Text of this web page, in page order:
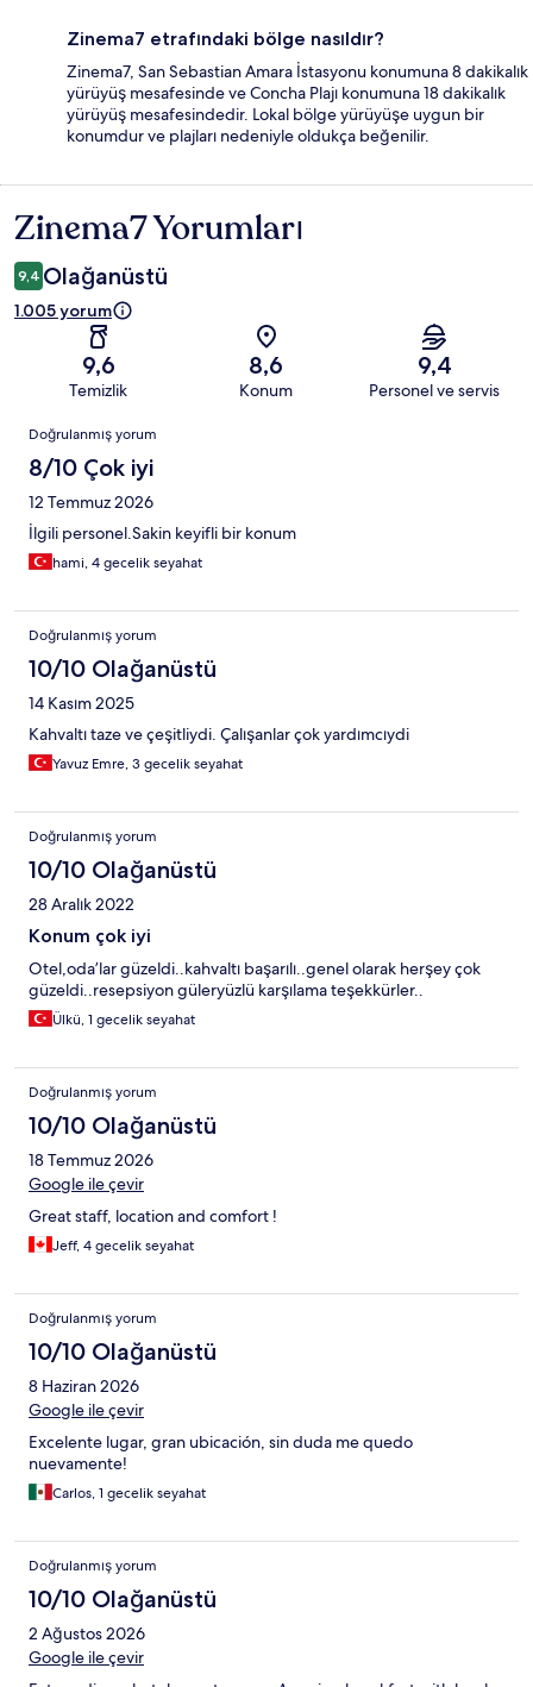
Zinema7 etrafındaki bölge nasıldır?
Zinema7, San Sebastian Amara İstasyonu konumuna 8 dakikalık
yürüyüş mesafesinde ve Concha Plajı konumuna 18 dakikalık
yürüyüş mesafesindedir. Lokal bölge yürüyüşe uygun bir
konumdur ve plajları nedeniyle oldukça beğenilir.
Yorumlar
Zinema7 Yorumları
9,4 Olağanüstü
1.005 yorum
9,6
Temizlik
8,6
Konum
9,4
Personel ve servis
Yorumlar
Doğrulanmış yorum
8/10 Çok iyi
12 Temmuz 2026
İlgili personel.Sakin keyifli bir konum
hami, 4 gecelik seyahat
Doğrulanmış yorum
10/10 Olağanüstü
14 Kasım 2025
Kahvaltı taze ve çeşitliydi. Çalışanlar çok yardımcıydi
Yavuz Emre, 3 gecelik seyahat
Doğrulanmış yorum
10/10 Olağanüstü
28 Aralık 2022
Konum çok iyi
Otel,oda’lar güzeldi..kahvaltı başarılı..genel olarak herşey çok
güzeldi..resepsiyon güleryüzlü karşılama teşekkürler..
Ülkü, 1 gecelik seyahat
Doğrulanmış yorum
10/10 Olağanüstü
18 Temmuz 2026
Google ile çevir
Great staff, location and comfort !
Jeff, 4 gecelik seyahat
Doğrulanmış yorum
10/10 Olağanüstü
8 Haziran 2026
Google ile çevir
Excelente lugar, gran ubicación, sin duda me quedo
nuevamente!
Carlos, 1 gecelik seyahat
Doğrulanmış yorum
10/10 Olağanüstü
2 Ağustos 2026
Google ile çevir